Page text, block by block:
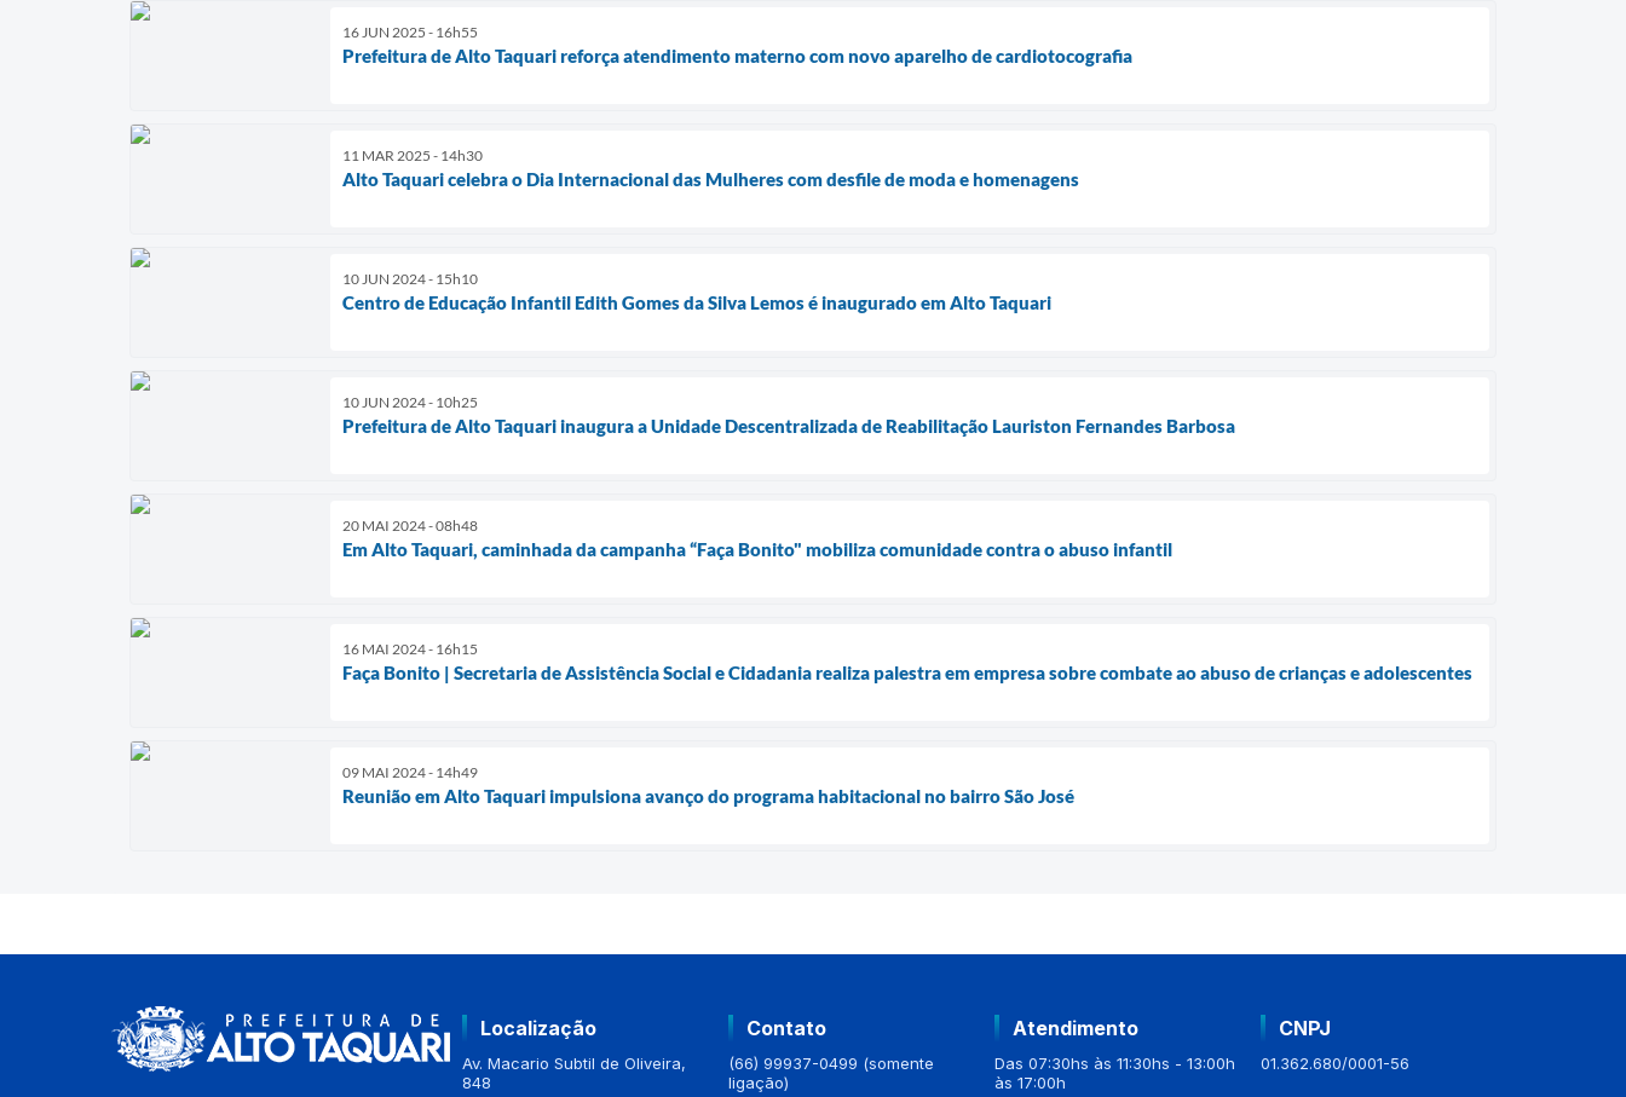
16 JUN 2025 - 16h55
Prefeitura de Alto Taquari reforça atendimento materno com novo aparelho de cardiotocografia
11 MAR 2025 - 14h30
Alto Taquari celebra o Dia Internacional das Mulheres com desfile de moda e homenagens
10 JUN 2024 - 15h10
Centro de Educação Infantil Edith Gomes da Silva Lemos é inaugurado em Alto Taquari
10 JUN 2024 - 10h25
Prefeitura de Alto Taquari inaugura a Unidade Descentralizada de Reabilitação Lauriston Fernandes Barbosa
20 MAI 2024 - 08h48
Em Alto Taquari, caminhada da campanha “Faça Bonito" mobiliza comunidade contra o abuso infantil
16 MAI 2024 - 16h15
Faça Bonito | Secretaria de Assistência Social e Cidadania realiza palestra em empresa sobre combate ao abuso de crianças e adolescentes
09 MAI 2024 - 14h49
Reunião em Alto Taquari impulsiona avanço do programa habitacional no bairro São José
Localização
Av. Macario Subtil de Oliveira,
848
Contato
(66) 99937-0499 (somente
ligação)
Atendimento
Das 07:30hs às 11:30hs - 13:00h
às 17:00h
CNPJ
01.362.680/0001-56